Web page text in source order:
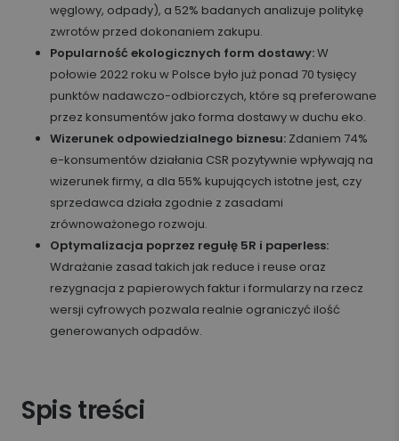
węglowy, odpady), a 52% badanych analizuje politykę
zwrotów przed dokonaniem zakupu.
Popularność ekologicznych form dostawy:W
połowie 2022 roku w Polsce było już ponad 70 tysięcy
punktów nadawczo-odbiorczych, które są preferowane
przez konsumentów jako forma dostawy w duchu eko.
Wizerunek odpowiedzialnego biznesu: Zdaniem 74%
e-konsumentów działania CSR pozytywnie wpływają na
wizerunek firmy, a dla 55% kupujących istotne jest, czy
sprzedawca działa zgodnie z zasadami
zrównoważonego rozwoju.
Optymalizacja poprzez regułę 5R i paperless:
Wdrażanie zasad takich jak reduce i reuse oraz
rezygnacja z papierowych faktur i formularzy na rzecz
wersji cyfrowych pozwala realnie ograniczyć ilość
generowanych odpadów.
Spis treści